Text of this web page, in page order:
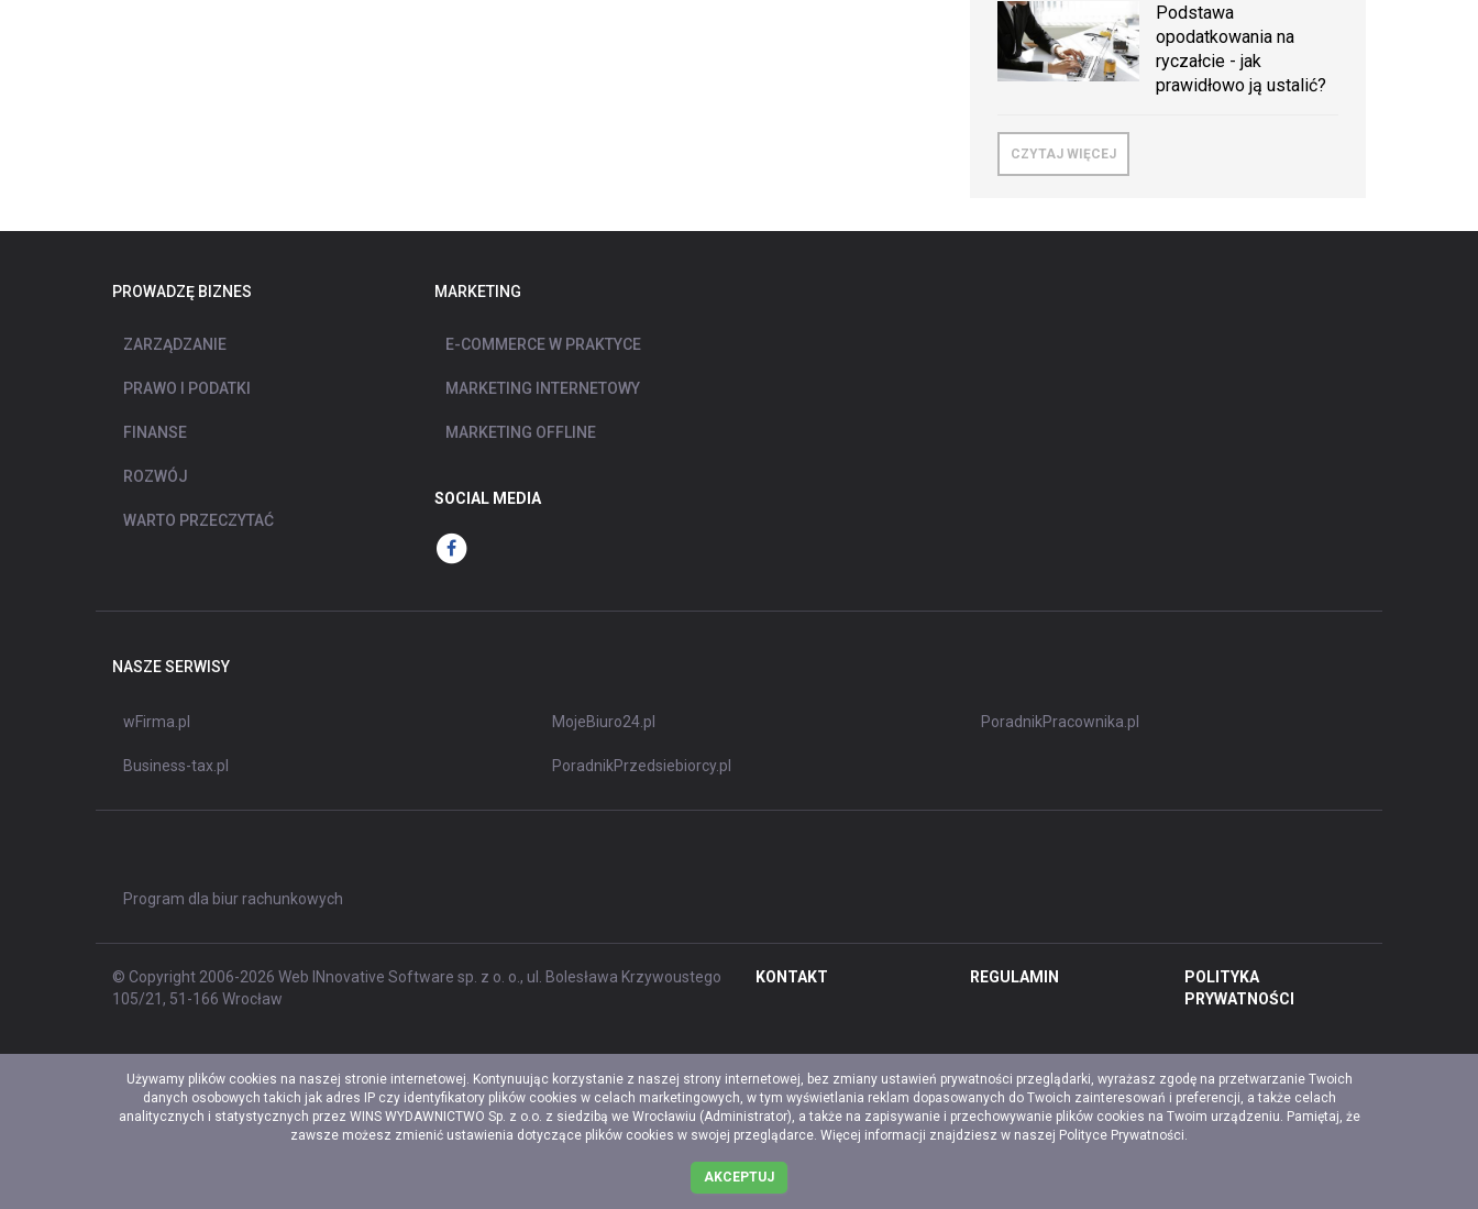
Podstawa
opodatkowania na
ryczałcie - jak
prawidłowo ją ustalić?
CZYTAJ WIĘCEJ
PROWADZĘ BIZNES
ZARZĄDZANIE
PRAWO I PODATKI
FINANSE
ROZWÓJ
WARTO PRZECZYTAĆ
MARKETING
E-COMMERCE W PRAKTYCE
MARKETING INTERNETOWY
MARKETING OFFLINE
SOCIAL MEDIA
NASZE SERWISY
wFirma.pl
Business-tax.pl
MojeBiuro24.pl
PoradnikPrzedsiebiorcy.pl
PoradnikPracownika.pl
Program dla biur rachunkowych
© Copyright 2006-2026 Web INnovative Software sp. z o. o., ul. Bolesława Krzywoustego
105/21, 51-166 Wrocław
KONTAKT REGULAMIN
POLITYKA
PRYWATNOŚCI
Używamy plików cookies na naszej stronie internetowej. Kontynuując korzystanie z naszej strony internetowej, bez zmiany ustawień prywatności przeglądarki, wyrażasz zgodę na przetwarzanie Twoich
danych osobowych takich jak adres IP czy identyfikatory plików cookies w celach marketingowych, w tym wyświetlania reklam dopasowanych do Twoich zainteresowań i preferencji, a także celach
analitycznych i statystycznych przez WINS WYDAWNICTWO Sp. z o.o. z siedzibą we Wrocławiu (Administrator), a także na zapisywanie i przechowywanie plików cookies na Twoim urządzeniu. Pamiętaj, że
zawsze możesz zmienić ustawienia dotyczące plików cookies w swojej przeglądarce. Więcej informacji znajdziesz w naszej Polityce Prywatności.
AKCEPTUJ